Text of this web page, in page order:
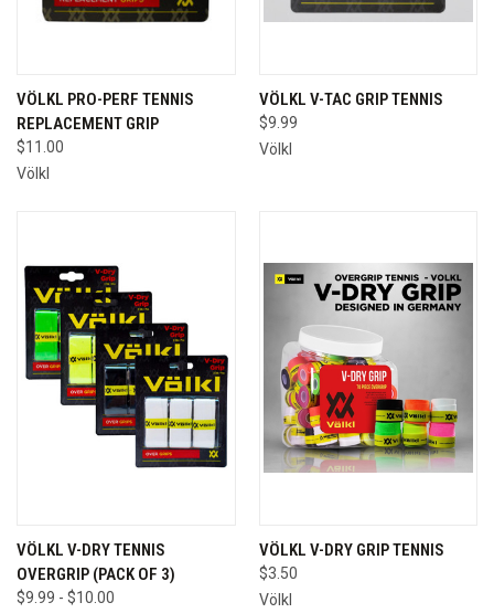
VÖLKL PRO-PERF TENNIS
REPLACEMENT GRIP
$11.00
Völkl
VÖLKL V-TAC GRIP TENNIS
$9.99
Völkl
VÖLKL V-DRY TENNIS
OVERGRIP (PACK OF 3)
$9.99 - $10.00
VÖLKL V-DRY GRIP TENNIS
$3.50
Völkl